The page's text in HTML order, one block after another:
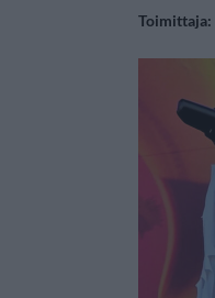
Toimittaja: